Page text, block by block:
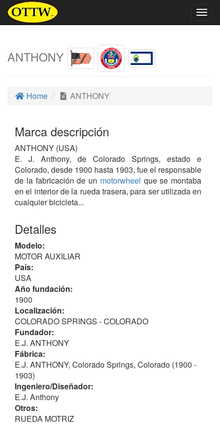
ANTHONY
Home ANTHONY
Marca descripción
ANTHONY (USA)
E. J. Anthony, de Colorado Springs, estado e
Colorado, desde 1900 hasta 1903, fue el responsable
de la fabricación de un motorwheel que se montaba
en el interior de la rueda trasera, para ser utilizada en
cualquier bicicleta...
Detalles
Modelo:
MOTOR AUXILIAR
País:
USA
Año fundación:
1900
Localización:
COLORADO SPRINGS - COLORADO
Fundador:
E.J. ANTHONY
Fábrica:
E.J. ANTHONY, Colorado Springs, Colorado (1900 -
1903)
Ingeniero/Diseñador:
E.J. Anthony
Otros:
RUEDA MOTRIZ